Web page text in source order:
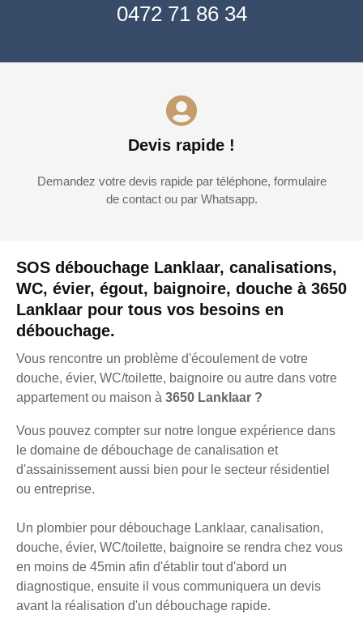
SOS débouchage Lanklaar, canalisations,
WC, évier, égout, baignoire, douche à 3650
Lanklaar pour tous vos besoins en
débouchage.
Vous rencontre un problème d'écoulement de votre
douche, évier, WC/toilette, baignoire ou autre dans votre
appartement ou maison à 3650 Lanklaar ?
Vous pouvez compter sur notre longue expérience dans
le domaine de débouchage de canalisation et
d'assainissement aussi bien pour le secteur résidentiel
ou entreprise.
Un plombier pour débouchage Lanklaar, canalisation,
douche, évier, WC/toilette, baignoire se rendra chez vous
en moins de 45min afin d'établir tout d'abord un
diagnostique, ensuite il vous communiquera un devis
avant la réalisation d'un débouchage rapide.
0472 71 86 34
Devis rapide !
Demandez votre devis rapide par téléphone, formulaire
de contact ou par Whatsapp.